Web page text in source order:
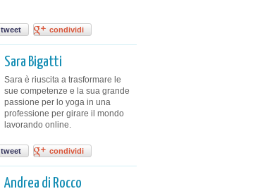
tweet condividi
Sara Bigatti
Sara è riuscita a trasformare le
sue competenze e la sua grande
passione per lo yoga in una
professione per girare il mondo
lavorando online.
tweet condividi
Andrea di Rocco